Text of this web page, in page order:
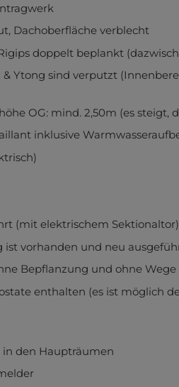
Dachoberfläche verblecht
doppelt beplankt
sind verputzt
OG: mind. 2,50m (es steigt,
inklusive
(mit elektrischem Sektionaltor)
vorhanden und neu
Bepflanzung und ohne Wege
enthalten (es ist möglich
den Haupträumen